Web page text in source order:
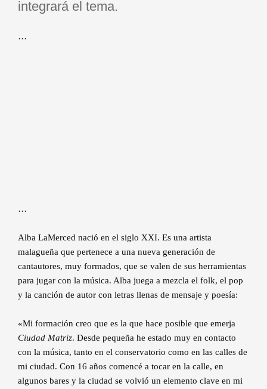
integrará el tema.
…
…
Alba LaMerced nació en el siglo XXI. Es una artista
malagueña que pertenece a una nueva generación de
cantautores, muy formados, que se valen de sus herramientas
para jugar con la música. Alba juega a mezcla el folk, el pop
y la canción de autor con letras llenas de mensaje y poesía:
«Mi formación creo que es la que hace posible que emerja
Ciudad Matriz. Desde pequeña he estado muy en contacto
con la música, tanto en el conservatorio como en las calles de
mi ciudad. Con 16 años comencé a tocar en la calle, en
algunos bares y la ciudad se volvió un elemento clave en mi